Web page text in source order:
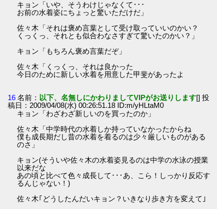
キョン「いや、そうわけじゃなくて･･･
お前の水着姿にちょっと驚いただけだ」
佐々木「それは褒め言葉として受け取っていいのかい？
くっくっ、それとも似合わなさすぎて驚いたのかい？」
キョン「もちろん褒め言葉だぞ」
佐々木「くっくっ、それは良かった
今日のために新しい水着を用意した甲斐があったよ
16 名前： 以下、名無しにかわりましてVIPがお送りします[] 投
稿日：2009/04/08(水) 00:26:51.18 ID:m/yHLtaM0
キョン「わざわざ新しいのを買ったのか」
佐々木「中学時代の水着しか持っていなかったからね
僕も成長期だし昔の水着を着るのは少々厳しいものがある
のさ」
キョン(そういや佐々木の水着姿見るのは中学の水泳の授業
以来だな
あの頃と比べて色々成長して･･･あ、こら！しっかり反応す
るんじゃない！)
佐々木｢どうしたんだいキョン？いきなり歩き方を変えて｣